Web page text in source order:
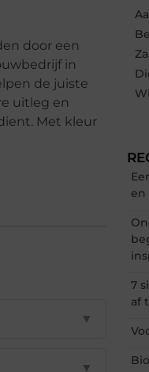
door een
in
de juiste
uitleg en
Met kleur
▼
▼
en
7
af